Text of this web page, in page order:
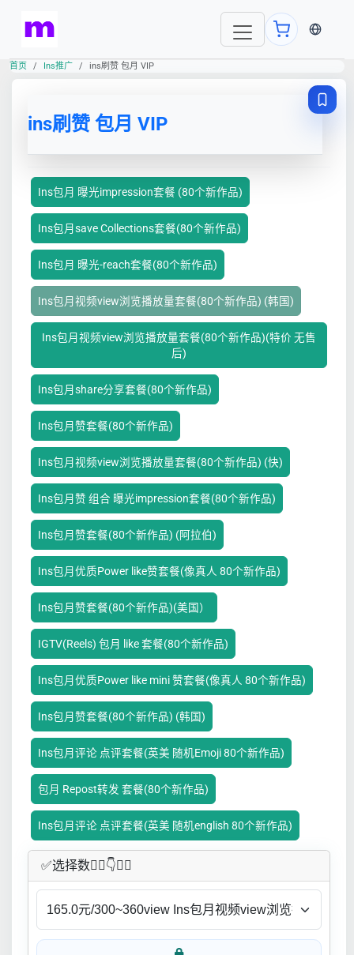
当前语
首页 Ins推广 ins刷赞 包月 VIP
ins刷赞 包月 VIP
Ins包月 曝光impression套餐 (80个新作品)
Ins包月save Collections套餐(80个新作品)
Ins包月 曝光-reach套餐(80个新作品)
Ins包月视频view浏览播放量套餐(80个新作品) (韩国)
Ins包月视频view浏览播放量套餐(80个新作品)(特价 无售
后)
Ins包月share分享套餐(80个新作品)
Ins包月赞套餐(80个新作品)
Ins包月视频view浏览播放量套餐(80个新作品) (快)
Ins包月赞 组合 曝光impression套餐(80个新作品)
Ins包月赞套餐(80个新作品) (阿拉伯)
Ins包月优质Power like赞套餐(像真人 80个新作品)
Ins包月赞套餐(80个新作品)(美国）
IGTV(Reels) 包月 like 套餐(80个新作品)
Ins包月优质Power like mini 赞套餐(像真人 80个新作品)
Ins包月赞套餐(80个新作品) (韩国)
Ins包月评论 点评套餐(英美 随机Emoji 80个新作品)
包月 Repost转发 套餐(80个新作品)
Ins包月评论 点评套餐(英美 随机english 80个新作品)
✅​选择数👇🏻​​👇👇🏻​​